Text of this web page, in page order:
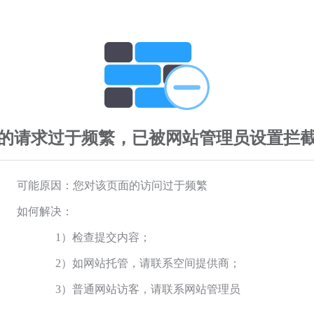
请求过于频繁，已被网站管理员设置拦
可能原因：您对该页面的访问过于频繁
如何解决：
1）检查提交内容；
2）如网站托管，请联系空间提供商；
3）普通网站访客，请联系网站管理员